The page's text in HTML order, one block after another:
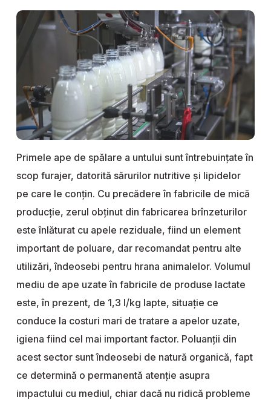
Primele ape de spălare a untului sunt întrebuințate în
scop furajer, datorită sărurilor nutritive și lipidelor
pe care le conțin. Cu precădere în fabricile de mică
producție, zerul obținut din fabricarea brînzeturilor
este înlăturat cu apele reziduale, fiind un element
important de poluare, dar recomandat pentru alte
utilizări, îndeosebi pentru hrana animalelor. Volumul
mediu de ape uzate în fabricile de produse lactate
este, în prezent, de 1,3 l/kg lapte, situație ce
conduce la costuri mari de tratare a apelor uzate,
igiena fiind cel mai important factor. Poluanții din
acest sector sunt îndeosebi de natură organică, fapt
ce determină o permanentă atenție asupra
impactului cu mediul, chiar dacă nu ridică probleme